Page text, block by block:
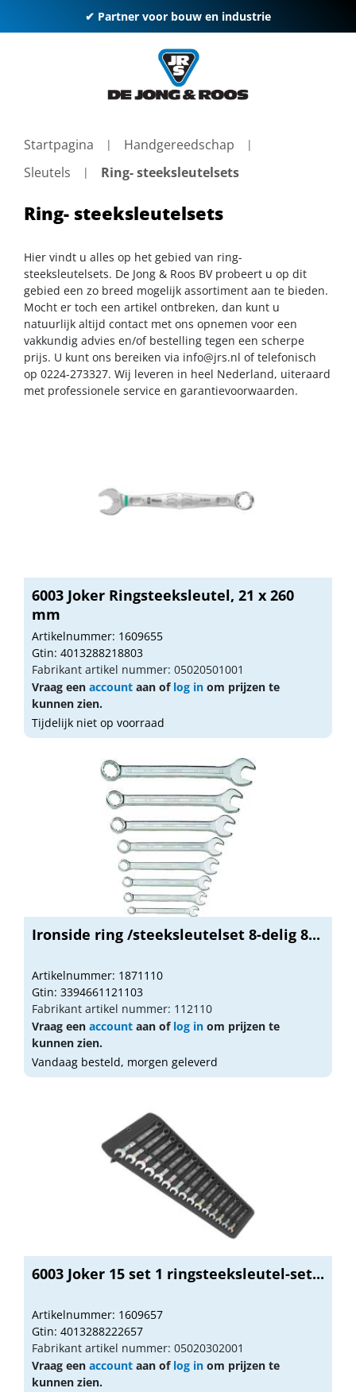
✔ Partner voor bouw en industrie
Startpagina
Handgereedschap
Sleutels
Ring- steeksleutelsets
Ring- steeksleutelsets
Hier vindt u alles op het gebied van ring-
steeksleutelsets. De Jong & Roos BV probeert u op dit
gebied een zo breed mogelijk assortiment aan te bieden.
Mocht er toch een artikel ontbreken, dan kunt u
natuurlijk altijd contact met ons opnemen voor een
vakkundig advies en/of bestelling tegen een scherpe
prijs. U kunt ons bereiken via info@jrs.nl of telefonisch
op 0224-273327. Wij leveren in heel Nederland, uiteraard
met professionele service en garantievoorwaarden.
6003 Joker Ringsteeksleutel, 21 x 260
mm
Artikelnummer: 1609655
Gtin: 4013288218803
Fabrikant artikel nummer: 05020501001
Vraag een account aan of log in om prijzen te
kunnen zien.
Tijdelijk niet op voorraad
Ironside ring /steeksleutelset 8-delig 8...
Artikelnummer: 1871110
Gtin: 3394661121103
Fabrikant artikel nummer: 112110
Vraag een account aan of log in om prijzen te
kunnen zien.
Vandaag besteld, morgen geleverd
6003 Joker 15 set 1 ringsteeksleutel-set...
Artikelnummer: 1609657
Gtin: 4013288222657
Fabrikant artikel nummer: 05020302001
Vraag een account aan of log in om prijzen te
kunnen zien.